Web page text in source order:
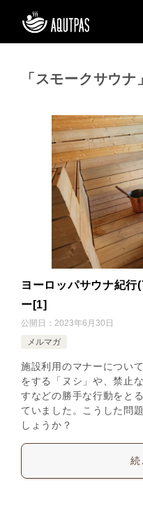
「スモークサウ
ヨーロッパサウナ紀行
ー[1]
公開日： 2023年6月30日
メルマガ
施設利用のマナーについ
をする「ヌシ」や、禁止
すなどの勝手な行動をと
ていました。こうした問
しょうか？
続